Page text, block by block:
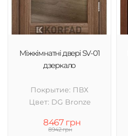
Міжкімнатні двері SV-01
дзеркало
Покрытие: ПВХ
Цвет: DG Bronze
8467 грн
8942 грн